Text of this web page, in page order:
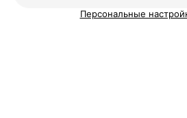
Персональные